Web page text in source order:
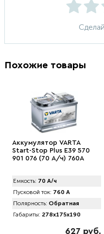
Похожие товары
Аккумулятор VARTA
Start-Stop Plus E39 570
901 076 (70 А/ч) 760А
Емкость: 70 А/ч
Пусковой ток: 760 А
Полярность: Обратная
Габариты: 278x175x190
627 руб.